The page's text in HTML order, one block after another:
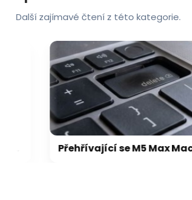
galerie: cviky
Další zajímavé čtení z této kategorie.
Přehřívající se M5 Max MacBook Pro trápí zaseklé klávesy, cena opravy je $895